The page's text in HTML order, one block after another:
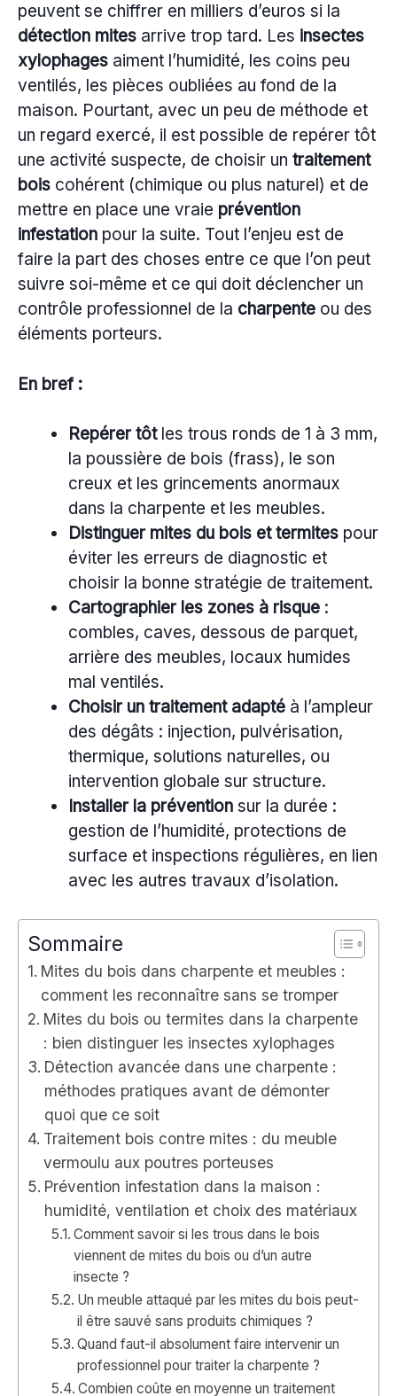
peuvent se chiffrer en milliers d’euros si la
détection mites arrive trop tard. Les insectes
xylophages aiment l’humidité, les coins peu
ventilés, les pièces oubliées au fond de la
maison. Pourtant, avec un peu de méthode et
un regard exercé, il est possible de repérer tôt
une activité suspecte, de choisir un traitement
bois cohérent (chimique ou plus naturel) et de
mettre en place une vraie prévention
infestation pour la suite. Tout l’enjeu est de
faire la part des choses entre ce que l’on peut
suivre soi-même et ce qui doit déclencher un
contrôle professionnel de la charpente ou des
éléments porteurs.
En bref :
Repérer tôtles trous ronds de 1 à 3 mm,
la poussière de bois (frass), le son
creux et les grincements anormaux
dans la charpente et les meubles.
Distinguer mites du bois et termites pour
éviter les erreurs de diagnostic et
choisir la bonne stratégie de traitement.
Cartographier les zones à risque :
combles, caves, dessous de parquet,
arrière des meubles, locaux humides
mal ventilés.
Choisir un traitement adapté à l’ampleur
des dégâts : injection, pulvérisation,
thermique, solutions naturelles, ou
intervention globale sur structure.
Installer la prévention sur la durée :
gestion de l’humidité, protections de
surface et inspections régulières, en lien
avec les autres travaux d’isolation.
Sommaire
Mites du bois dans charpente et meubles :
comment les reconnaître sans se tromper
Mites du bois ou termites dans la charpente
: bien distinguer les insectes xylophages
Détection avancée dans une charpente :
méthodes pratiques avant de démonter
quoi que ce soit
Traitement bois contre mites : du meuble
vermoulu aux poutres porteuses
Prévention infestation dans la maison :
humidité, ventilation et choix des matériaux
Comment savoir si les trous dans le bois
viennent de mites du bois ou d’un autre
insecte ?
Un meuble attaqué par les mites du bois peut-
il être sauvé sans produits chimiques ?
Quand faut-il absolument faire intervenir un
professionnel pour traiter la charpente ?
Combien coûte en moyenne un traitement